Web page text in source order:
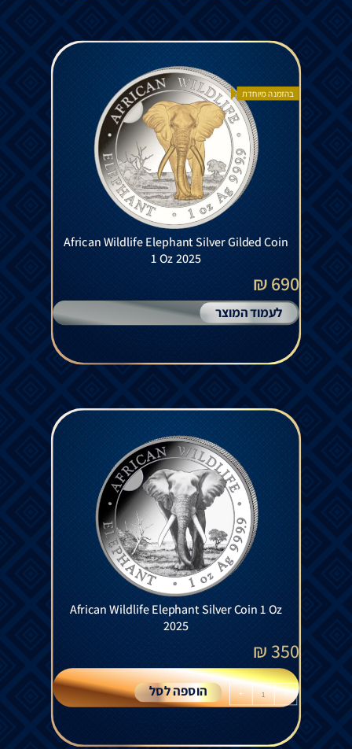
בהזמנה מיוחדת
African Wildlife Elephant Silver Gilded Coin
1 Oz 2025
690 ₪
לעמוד המוצר
African Wildlife Elephant Silver Coin 1 Oz
2025
350
₪
-
+ הוספה לסל